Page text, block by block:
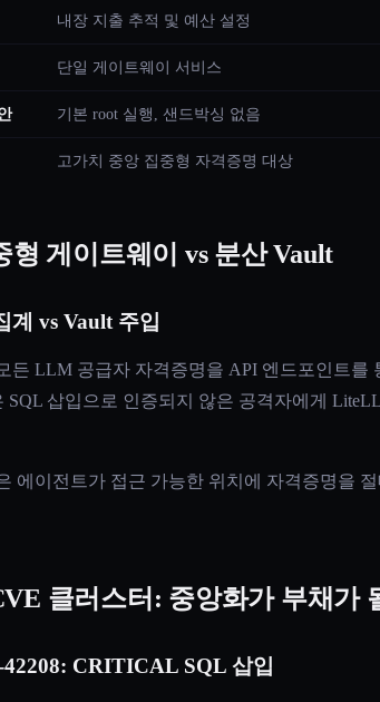
내장 지출 추적 및 예산 설정
단일 게이트웨이 서비스
기본 root 실행, 샌드박싱 없음
고가치 중앙 집중형 자격증명 대상
형 게이트웨이 vs 분산 Vault
계 vs Vault 주입
든 LLM 공급자 자격증명을 API 엔드포인트를
SQL 삽입으로 인증되지 않은 공격자에게
에이전트가 접근 가능한 위치에 자격증명을
클러스터: 중앙화가 부채가
42208: CRITICAL SQL 삽입